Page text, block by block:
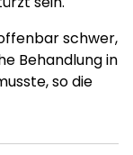
schwer,
Behandlung in
so die